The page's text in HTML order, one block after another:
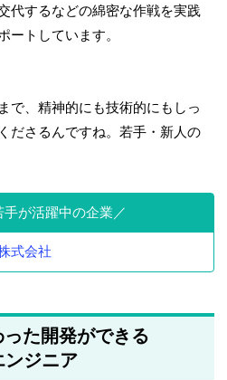
代するなどの綿密な作戦を実践
ートしています。
で、精神的にも技術的にもしっ
ださるんですね。若手・新人の
手が活躍中の企業
式会社
た開発ができる
ンジニア